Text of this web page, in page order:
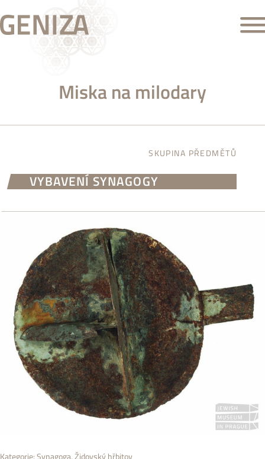
Miska na milodary
SKUPINA PŘEDMĚTŮ
VYBAVENÍ SYNAGOGY